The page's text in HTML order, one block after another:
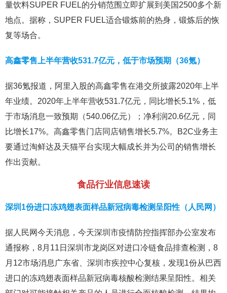
量饮料SUPER FUEL的分销范围立即扩展到美国2500多个新
地点。据称，SUPER FUEL适合锻炼前的热身，锻炼后的恢
复等场合。
高鑫零售上半年营收531.7亿元，低于市场预期（36氪）
据36氪报道，阿里入股的高鑫零售在港交所披露2020年上半
年业绩。2020年上半年营收531.7亿元，同比增长5.1%，低
于市场消息一致预期（540.06亿元）；净利润20.6亿元，同
比增长17%。高鑫零售门店同店销售增长5.7%。B2C业务主
要通过淘鲜达及天猫平台实现大幅成长并为公司的销售增长
作出贡献。
食品行业信息速读
深圳1份进口冻鸡翅表面样品新冠病毒检测呈阳性（人民网）
据人民网今天消息，今天深圳市疫情防控指挥部办公室发布
通报称，8月11日深圳市龙岗区对进口冷链食品排查检测，8
月12市场消息广东省、深圳市疾控中心复核，发现1份从巴西
进口的冻鸡翅表面样品新冠病毒核酸检测结果呈阳性。相关